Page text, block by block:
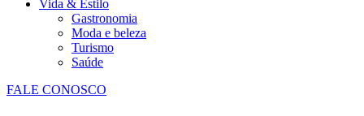
Vida & Estilo
Gastronomia
Moda e beleza
Turismo
Saúde
FALE CONOSCO